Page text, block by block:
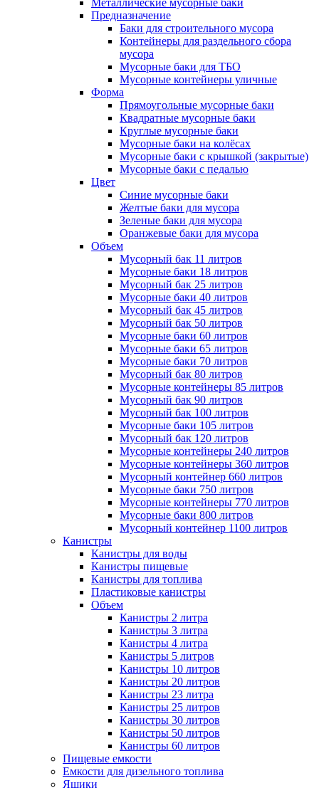
Предназначение
Баки для строительного мусора
Контейнеры для раздельного сбора
мусора
Мусорные баки для ТБО
Мусорные контейнеры уличные
Форма
Прямоугольные мусорные баки
Квадратные мусорные баки
Круглые мусорные баки
Мусорные баки на колёсах
Мусорные баки с крышкой (закрытые)
Мусорные баки с педалью
Цвет
Синие мусорные баки
Желтые баки для мусора
Зеленые баки для мусора
Оранжевые баки для мусора
Объем
Мусорный бак 11 литров
Мусорные баки 18 литров
Мусорный бак 25 литров
Мусорные баки 40 литров
Мусорный бак 45 литров
Мусорный бак 50 литров
Мусорные баки 60 литров
Мусорные баки 65 литров
Мусорные баки 70 литров
Мусорный бак 80 литров
Мусорные контейнеры 85 литров
Мусорный бак 90 литров
Мусорный бак 100 литров
Мусорные баки 105 литров
Мусорный бак 120 литров
Мусорные контейнеры 240 литров
Мусорные контейнеры 360 литров
Мусорный контейнер 660 литров
Мусорные баки 750 литров
Мусорные контейнеры 770 литров
Мусорные баки 800 литров
Мусорный контейнер 1100 литров
Канистры
Канистры для воды
Канистры пищевые
Канистры для топлива
Пластиковые канистры
Объем
Канистры 2 литра
Канистры 3 литра
Канистры 4 литра
Канистры 5 литров
Канистры 10 литров
Канистры 20 литров
Канистры 23 литра
Канистры 25 литров
Канистры 30 литров
Канистры 50 литров
Канистры 60 литров
Пищевые емкости
Емкости для дизельного топлива
Ящики